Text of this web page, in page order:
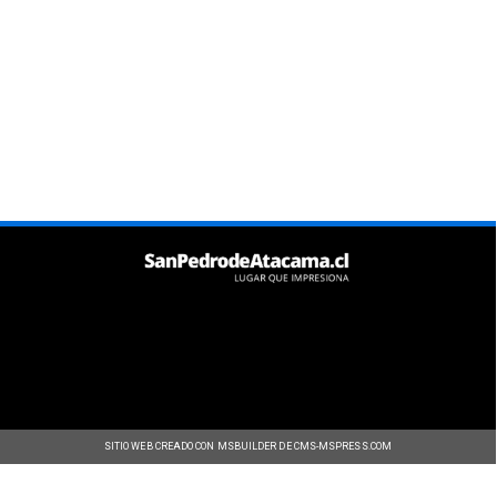
SITIO WEB CREADO CON MSBUILDER DE CMS-MSPRESS.COM